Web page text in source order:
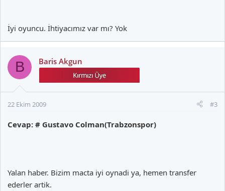
İyi oyuncu. İhtiyacımız var mı? Yok
B Baris Akgun
22 Ekim 2009 #3
Cevap: # Gustavo Colman(Trabzonspor)
Yalan haber. Bizim macta iyi oynadi ya, hemen transfer
ederler artik.